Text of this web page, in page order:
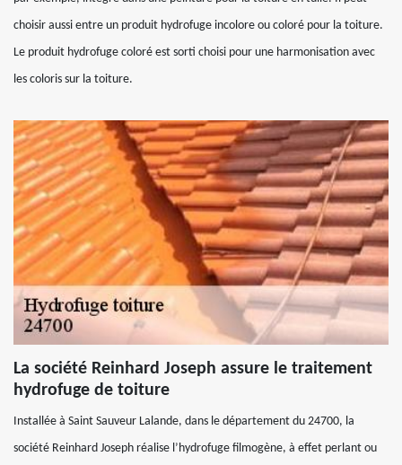
choisir aussi entre un produit hydrofuge incolore ou coloré pour la toiture.
Le produit hydrofuge coloré est sorti choisi pour une harmonisation avec
les coloris sur la toiture.
La société Reinhard Joseph assure le traitement
hydrofuge de toiture
Installée à Saint Sauveur Lalande, dans le département du 24700, la
société Reinhard Joseph réalise l’hydrofuge filmogène, à effet perlant ou